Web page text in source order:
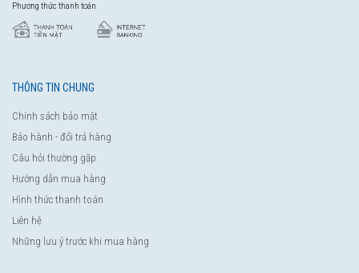
Phương thức thanh toán
THÔNG TIN CHUNG
Chính sách bảo mật
Bảo hành - đổi trả hàng
Câu hỏi thường gặp
Hướng dẫn mua hàng
Hình thức thanh toán
Liên hệ
Những lưu ý trước khi mua hàng